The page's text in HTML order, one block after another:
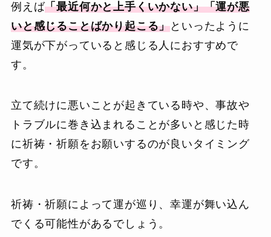
例えば「最近何かと上手くいかない」「運が悪
いと感じることばかり起こる」といったように
運気が下がっていると感じる人におすすめで
す。
立て続けに悪いことが起きている時や、事故や
トラブルに巻き込まれることが多いと感じた時
に祈祷・祈願をお願いするのが良いタイミング
です。
祈祷・祈願によって運が巡り、幸運が舞い込ん
でくる可能性があるでしょう。